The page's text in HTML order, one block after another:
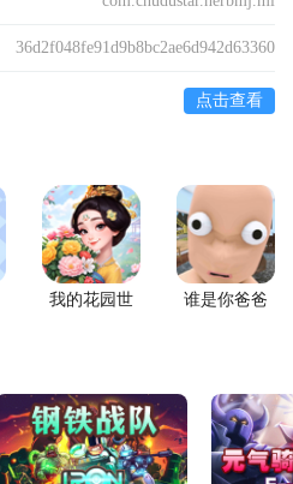
36d2f048fe91d9b8bc2ae6d942d63360
点击查看
我的花园世
谁是你爸爸